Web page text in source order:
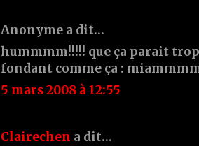
Anonyme a dit…
hummmm!!!!! que ça parait
fondant comme ça :
5 mars 2008 à 12:55
Clairechen a dit…